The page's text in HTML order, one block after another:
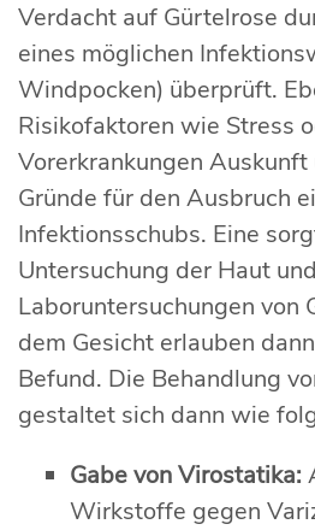
Verdacht auf Gürtelrose
eines möglichen
Windpocken) überprüft.
Risikofaktoren wie Stress
Vorerkrankungen
Gründe für den Ausbruch
Infektionsschubs. Eine
Untersuchung der Haut und
Laboruntersuchungen von
dem Gesicht erlauben
Befund. Die Behandlung
gestaltet sich dann wie
Gabe von Virostatika:
Wirkstoffe gegen